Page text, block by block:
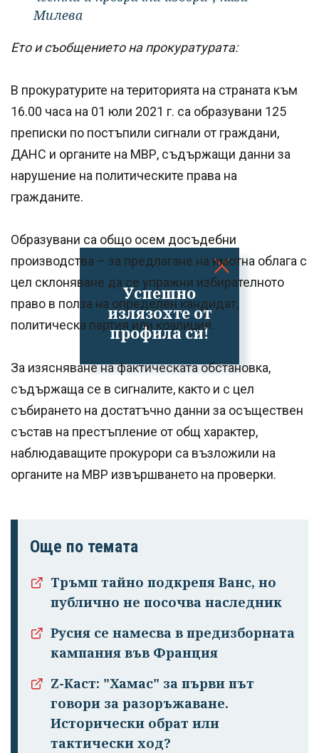
Успешно
излязохте от
профила си!
Милева
Ето и съобщението на прокуратурата:
В прокуратурите на територията на страната към
16.00 часа на 01 юли 2021 г. са образувани 125
преписки по постъпили сигнали от граждани,
ДАНС и органите на МВР, съдържащи данни за
нарушение на политическите права на
гражданите.
Образувани са общо осем досъдебни
производства – за предлагане на имотна облага с
цел склоняване да се упражни избирателното
право в полза на определен кандидат,
политическа партия или коалиция.
За изясняване на фактическата обстановка,
съдържаща се в сигналите, както и с цел
събирането на достатъчно данни за осъществен
състав на престъпление от общ характер,
наблюдаващите прокурори са възложили на
органите на МВР извършването на проверки.
Още по темата
Тръмп тайно подкрепя Ванс, но
публично не посочва наследник
Русия се намесва в предизборната
кампания във Франция
Z-Каст: "Хамас" за първи път
говори за разоръжаване.
Исторически обрат или
тактически ход?